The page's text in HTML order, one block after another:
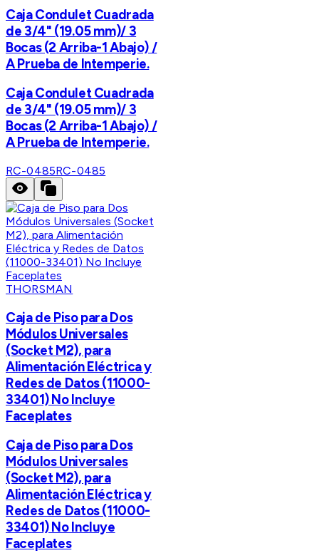
Caja Condulet Cuadrada
de 3/4" (19.05 mm)/ 3
Bocas (2 Arriba-1 Abajo) /
A Prueba de Intemperie.
Caja Condulet Cuadrada
de 3/4" (19.05 mm)/ 3
Bocas (2 Arriba-1 Abajo) /
A Prueba de Intemperie.
RC-0485RC-0485
THORSMAN
Caja de Piso para Dos
Módulos Universales
(Socket M2), para
Alimentación Eléctrica y
Redes de Datos (11000-
33401) No Incluye
Faceplates
Caja de Piso para Dos
Módulos Universales
(Socket M2), para
Alimentación Eléctrica y
Redes de Datos (11000-
33401) No Incluye
Faceplates